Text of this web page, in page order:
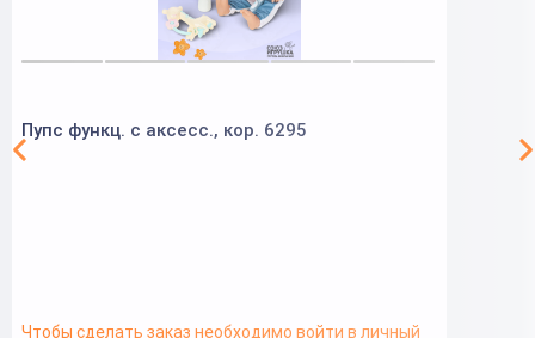
Пупс функц. с аксесс., кор. 6295
Чтобы сделать заказ необходимо войти в личный